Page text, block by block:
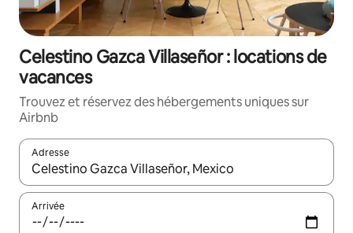
Celestino Gazca Villaseñor : locations de
vacances
Trouvez et réservez des hébergements uniques sur
Airbnb
Adresse
Lorsque les résultats s'affichent, utilisez les flèches vers le
Arrivée